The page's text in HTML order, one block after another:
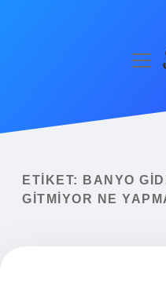
Yasal Uyarı
ETIKET:
BANYO
GITMIYOR NE